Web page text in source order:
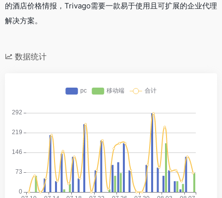
的酒店价格情报，Trivago需要一款易于使用且可扩展的企业代理
解决方案。
数据统计